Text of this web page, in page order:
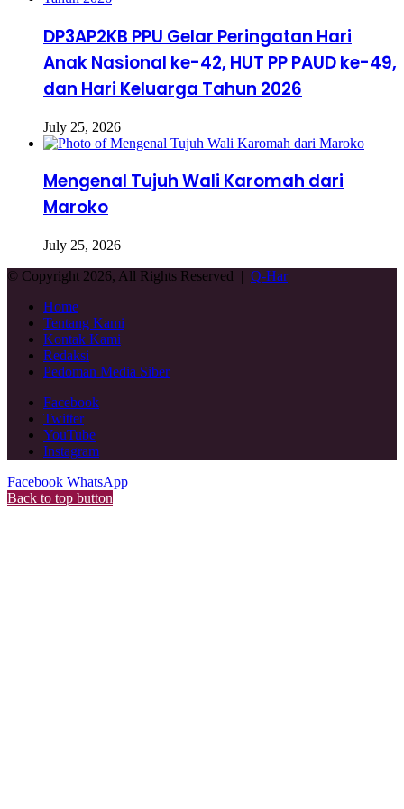
DP3AP2KB PPU Gelar Peringatan Hari
Anak Nasional ke-42, HUT PP PAUD ke-49,
dan Hari Keluarga Tahun 2026
July 25, 2026
Mengenal Tujuh Wali Karomah dari
Maroko
July 25, 2026
© Copyright 2026, All Rights Reserved | Q-Har
Home
Tentang Kami
Kontak Kami
Redaksi
Pedoman Media Siber
Facebook
Twitter
YouTube
Instagram
Facebook WhatsApp
Back to top button